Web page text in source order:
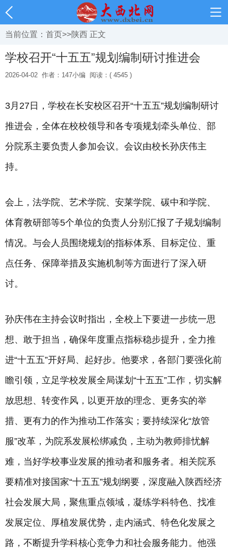
当前位置： 首页>>陕西 正文
学校召开“十五五”规划编制研讨推进会
2026-04-02 作者：147小编 阅读：( 4545 )
3月27日，学校在长安校区召开“十五五”规划编制研讨
推进会，全体在校校领导和各专项规划牵头单位、部
分院系主要负责人参加会议。会议由校长孙庆伟主
持。
会上，法学院、艺术学院、安莱学院、碳中和学院、
体育教研部等5个单位的负责人分别汇报了子规划编制
情况。与会人员围绕规划的指标体系、目标定位、重
点任务、保障举措及实施机制等方面进行了深入研
讨。
孙庆伟在主持会议时指出，全校上下要进一步统一思
想、敢于担当，确保年度重点指标稳步提升，全力推
进“十五五”开好局、起好步。他要求，各部门要强化前
瞻引领，立足学校发展全局谋划“十五五”工作，切实解
放思想、转变作风，以更开放的理念、更务实的举
措、更有力的作为推动工作落实；要持续深化“放管
服”改革，为院系发展松绑减负，主动为教师排忧解
难，当好学校事业发展的推动者和服务者。相关院系
要精准对接国家“十五五”规划纲要，深度融入陕西经济
社会发展大局，聚焦重点领域，凝练学科特色、找准
发展定位、厚植发展优势，走内涵式、特色化发展之
路，不断提升学科核心竞争力和社会服务能力。他强